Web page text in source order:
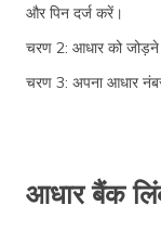
और पिन दर्ज करें।
चरण 2: आधार को जोड़ने
चरण 3: अपना आधार
आधार बैंक